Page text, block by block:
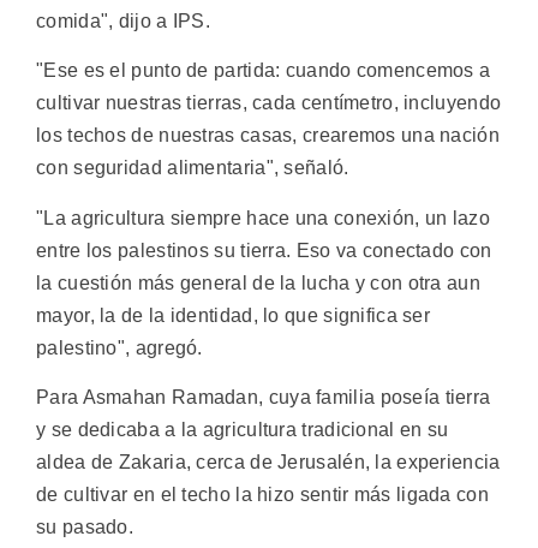
comida", dijo a IPS.
"Ese es el punto de partida: cuando comencemos a
cultivar nuestras tierras, cada centímetro, incluyendo
los techos de nuestras casas, crearemos una nación
con seguridad alimentaria", señaló.
"La agricultura siempre hace una conexión, un lazo
entre los palestinos su tierra. Eso va conectado con
la cuestión más general de la lucha y con otra aun
mayor, la de la identidad, lo que significa ser
palestino", agregó.
Para Asmahan Ramadan, cuya familia poseía tierra
y se dedicaba a la agricultura tradicional en su
aldea de Zakaria, cerca de Jerusalén, la experiencia
de cultivar en el techo la hizo sentir más ligada con
su pasado.